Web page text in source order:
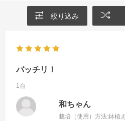
絞り込み
バッチリ！
1台
和ちゃん
栽培（使用）方法:鉢植え